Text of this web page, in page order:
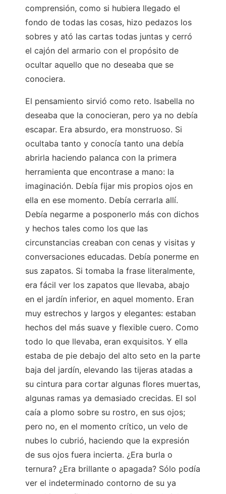
comprensión, como si hubiera llegado el
fondo de todas las cosas, hizo pedazos los
sobres y ató las cartas todas juntas y cerró
el cajón del armario con el propósito de
ocultar aquello que no deseaba que se
conociera.
El pensamiento sirvió como reto. Isabella no
deseaba que la conocieran, pero ya no debía
escapar. Era absurdo, era monstruoso. Si
ocultaba tanto y conocía tanto una debía
abrirla haciendo palanca con la primera
herramienta que encontrase a mano: la
imaginación. Debía fijar mis propios ojos en
ella en ese momento. Debía cerrarla allí.
Debía negarme a posponerlo más con dichos
y hechos tales como los que las
circunstancias creaban con cenas y visitas y
conversaciones educadas. Debía ponerme en
sus zapatos. Si tomaba la frase literalmente,
era fácil ver los zapatos que llevaba, abajo
en el jardín inferior, en aquel momento. Eran
muy estrechos y largos y elegantes: estaban
hechos del más suave y flexible cuero. Como
todo lo que llevaba, eran exquisitos. Y ella
estaba de pie debajo del alto seto en la parte
baja del jardín, elevando las tijeras atadas a
su cintura para cortar algunas flores muertas,
algunas ramas ya demasiado crecidas. El sol
caía a plomo sobre su rostro, en sus ojos;
pero no, en el momento crítico, un velo de
nubes lo cubrió, haciendo que la expresión
de sus ojos fuera incierta. ¿Era burla o
ternura? ¿Era brillante o apagada? Sólo podía
ver el indeterminado contorno de su ya